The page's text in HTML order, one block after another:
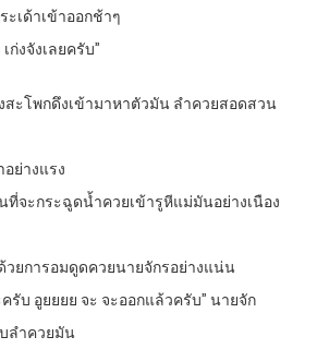
เด้าเข้าออกช้าๆ
ก่งจังเลยครับ”
สะโพกดึงเข้ามาหาตัวมัน ลำควยสอดสวน
ย่างแรง
ที่จะกระฉูดน้ำควยเข้ารูหีแม่มันอย่างเนือง
วยการอมดูดควยนายจักรอย่างแน่น
ครับ อูยยยย จะ จะออกแล้วครับ” นายจัก
ลำควยมัน